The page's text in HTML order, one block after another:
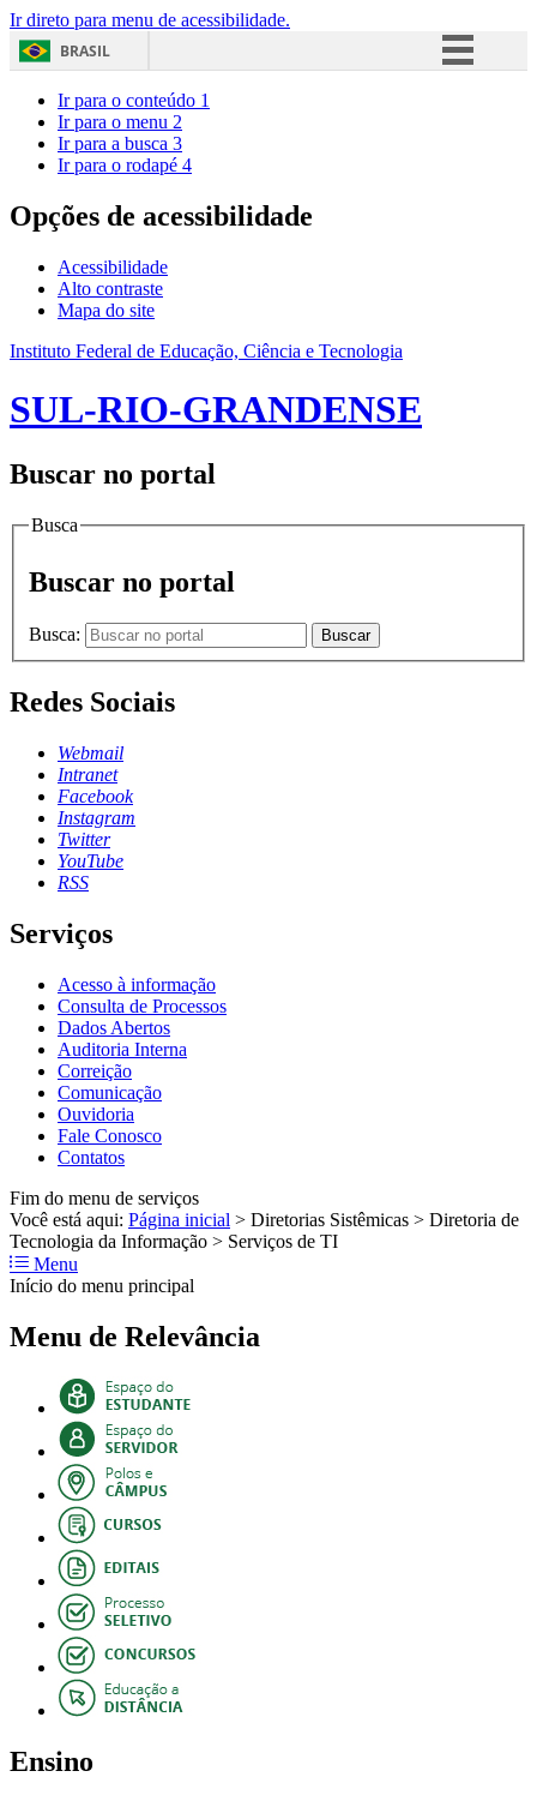
Ir direto para menu de acessibilidade.
BRASIL
Acesso à informação
Ir para o conteúdo 1
Ir para o menu 2
Ir para a busca 3
Ir para o rodapé 4
Opções de acessibilidade
Acessibilidade
Alto contraste
Mapa do site
Instituto Federal de Educação, Ciência e Tecnologia
SUL-RIO-GRANDENSE
Buscar no portal
Busca
Buscar no portal
Busca: Buscar
Redes Sociais
Webmail
Intranet
Facebook
Instagram
Twitter
YouTube
RSS
Serviços
Acesso à informação
Consulta de Processos
Dados Abertos
Auditoria Interna
Correição
Comunicação
Ouvidoria
Fale Conosco
Contatos
Fim do menu de serviços
Você está aqui: Página inicial > Diretorias Sistêmicas > Diretoria de
Tecnologia da Informação > Serviços de TI
Menu
Início do menu principal
Menu de Relevância
Ensino